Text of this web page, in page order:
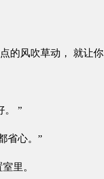
的风吹草动， 就让
。 ”
省心。”
里。